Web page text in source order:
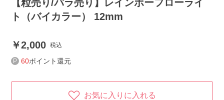
【粒売り/バラ売り】レインボーフローライ
ト（バイカラー） 12mm
2,000 税込
60ポイント還元
お気に入りに入れる